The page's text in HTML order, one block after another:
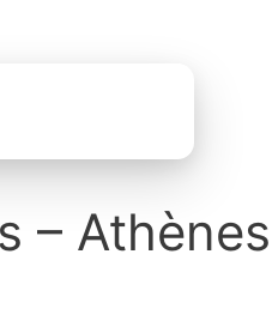
– Athènes